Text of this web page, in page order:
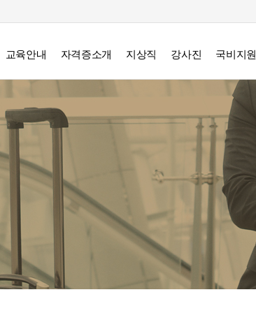
교육안내 자격증소개 지상직 강사진 국비지원